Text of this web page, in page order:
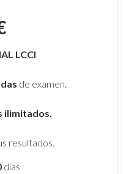
LCCI
de examen.
ilimitados.
resultados.
días